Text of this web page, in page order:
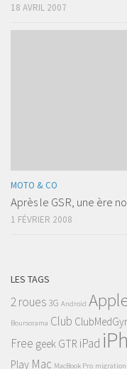
18 AVRIL 2007
MOTO & CO
Après le GSR, une ère
1 FÉVRIER 2008
LES TAGS
2 roues 3G Android
Boursorama Club
Free geek GTR iPad
Play Mac MacBook Pro migration